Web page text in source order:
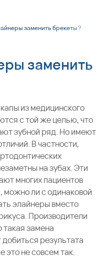
заменить брекеты?
заменить
из медицинского
с той же целью, что
зубной ряд. Но имеют
В частности,
на зубах. Эти
многих пациентов
можно ли с одинаковой
элайнеры вместо
Производители
такая замена
результата
не совсем так.